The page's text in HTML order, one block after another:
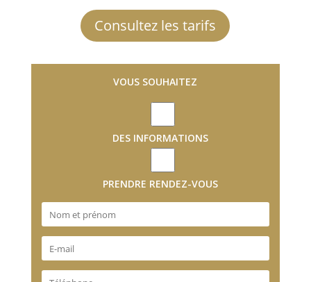
Consultez les tarifs
VOUS SOUHAITEZ
DES INFORMATIONS
PRENDRE RENDEZ-VOUS